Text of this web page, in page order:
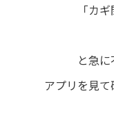
「カ
と急
アプリを見て